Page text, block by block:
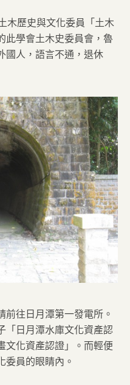
木歷史與文化委員「土木
此學會土木史委員會，魯
國人，語言不通，退休
往日月潭第一發電所。
「日月潭水庫文化資產認
文化資產認證」。而輕便
委員的眼睛內。